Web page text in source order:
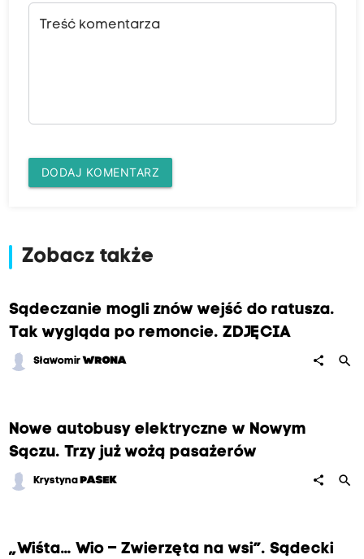
Treść komentarza
DODAJ KOMENTARZ
Zobacz także
Sądeczanie mogli znów wejść do ratusza.
Tak wygląda po remoncie. ZDJĘCIA
Sławomir WRONA share search
Nowe autobusy elektryczne w Nowym
Sączu. Trzy już wożą pasażerów
Krystyna PASEK share search
„Wiśta… Wio – Zwierzęta na wsi”. Sądecki